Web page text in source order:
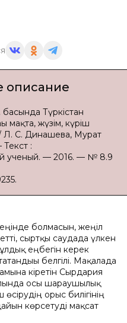
описание
басында Түркістан
мақта, жүзім, күріш
Л. С. Динашева, Мурат
:
ученый. — 2016. — № 8.9
болмасын, жеңіл
сыртқы саудада үлкен
еңбегін керек
белгілі. Мақалада
кіретін Сырдария
осы шараушылық
орыс билігінің
көрсетуді мақсат